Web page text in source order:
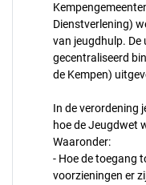
Dienstverlening)
van jeugdhulp.
gecentraliseerd
de Kempen)
In de verordening
hoe de Jeugdwet
Waaronder:
- Hoe de toegang
voorzieningen er